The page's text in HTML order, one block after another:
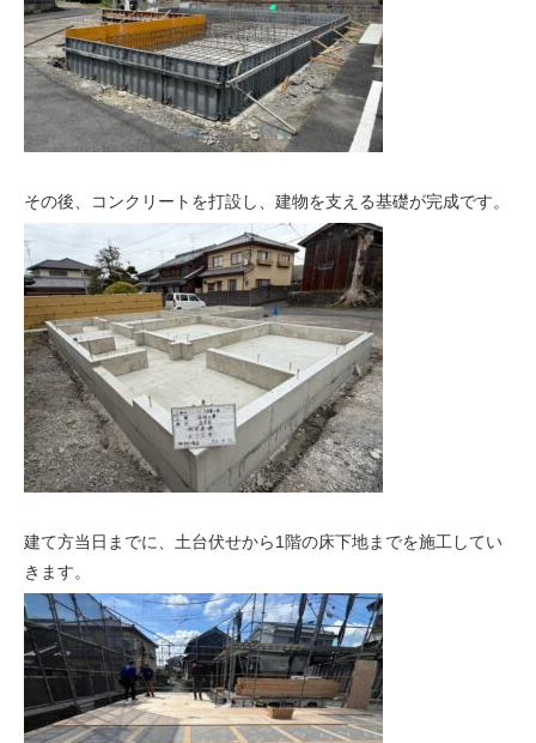
その後、コンクリートを打設し、建物を支える基礎が完成です。
建て方当日までに、土台伏せから1階の床下地までを施工してい
きます。